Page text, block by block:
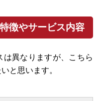
徴やサービス内容
は異なりますが、こちら
と思います。